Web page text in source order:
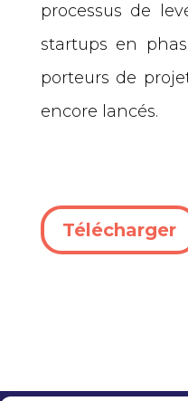
processus de
startups en
porteurs de
encore lancés.
Télécharger